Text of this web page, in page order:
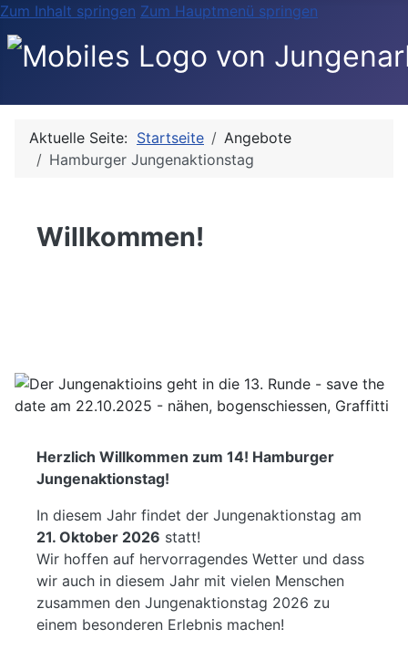
Zum Inhalt springen Zum Hauptmenü springen
Aktuelle Seite: Startseite
Angebote
Hamburger Jungenaktionstag
Willkommen!
Herzlich Willkommen zum 14! Hamburger
Jungenaktionstag!
In diesem Jahr findet der Jungenaktionstag am
21. Oktober 2026 statt!
Wir hoffen auf hervorragendes Wetter und dass
wir auch in diesem Jahr mit vielen Menschen
zusammen den Jungenaktionstag 2026 zu
einem besonderen Erlebnis machen!